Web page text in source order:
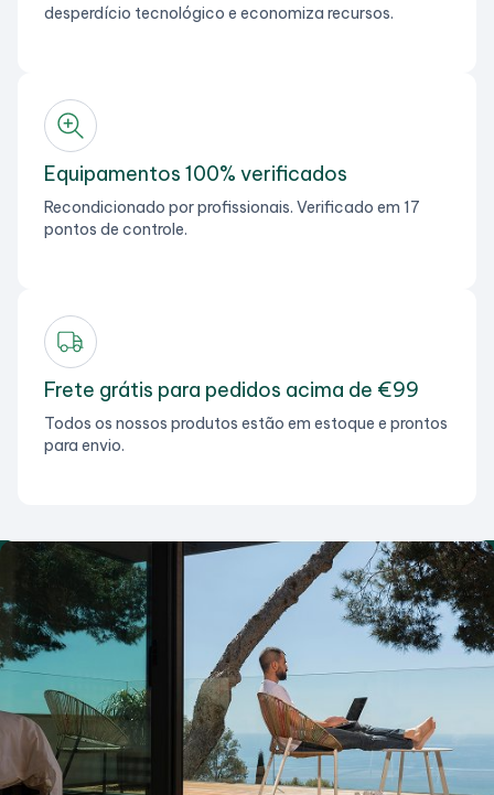
desperdício tecnológico e economiza recursos.
Equipamentos 100% verificados
Recondicionado por profissionais. Verificado em 17
pontos de controle.
Frete grátis para pedidos acima de €99
Todos os nossos produtos estão em estoque e prontos
para envio.